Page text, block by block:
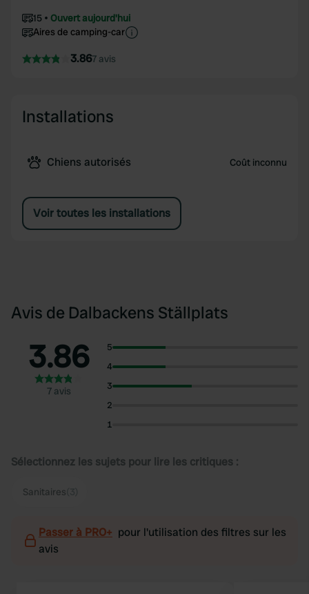
15
Ouvert aujourd'hui
Aires de camping-car
3.867 avis
Installations
Chiens autorisés Coût inconnu
Voir toutes les installations
Avis de Dalbackens Ställplats
3.86
7 avis
5
4
3
2
1
Sélectionnez les sujets pour lire les critiques :
Sanitaires
Passer à PRO+ pour l'utilisation des filtres sur les
avis